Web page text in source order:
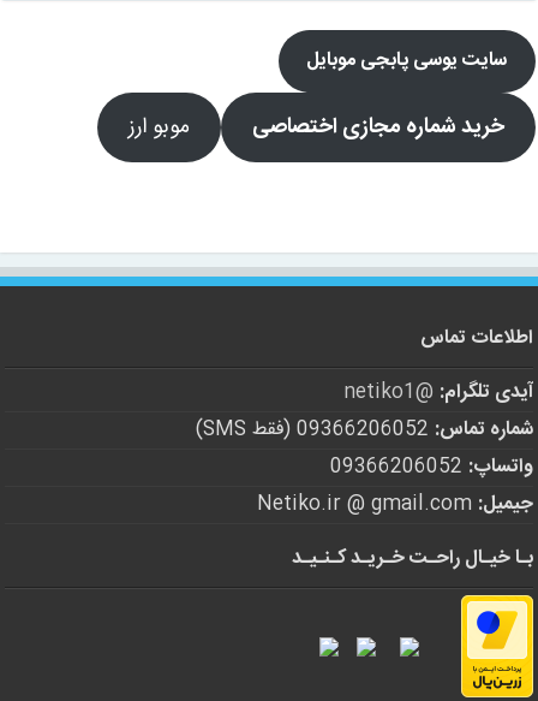
سایت یوسی پابجی موبایل
خرید شماره مجازی اختصاصی موبو ارز
اطلاعات تماس
آیدی تلگرام: @netiko1
شماره تماس:
واتساپ:
جیمیل:
بـا خیـال راحـت خـریـد کـنـیـد